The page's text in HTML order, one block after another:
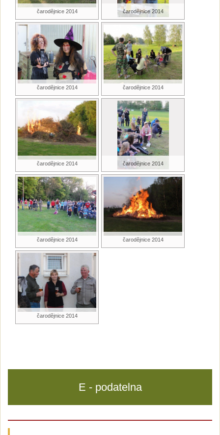
čarodějnice 2014 čarodějnice 2014
čarodějnice 2014 čarodějnice 2014
čarodějnice 2014 čarodějnice 2014
čarodějnice 2014 čarodějnice 2014
čarodějnice 2014
E - podatelna